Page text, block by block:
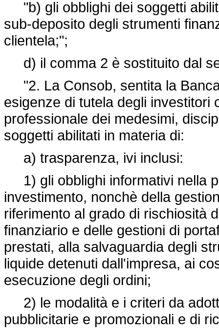
"b) gli obblighi dei soggetti
sub-deposito degli strumenti
clientela;";
d) il comma 2 è sostituito dal
"2. La Consob, sentita la
esigenze di tutela degli
professionale dei medesimi,
soggetti abilitati in materia di:
a) trasparenza, ivi inclusi:
1) gli obblighi informativi nella
investimento, nonchè della
riferimento al grado di rischiosità
finanziario e delle gestioni di
prestati, alla salvaguardia degli
liquide detenuti dall'impresa, ai
esecuzione degli ordini;
2) le modalità e i criteri da
pubblicitarie e promozionali e di